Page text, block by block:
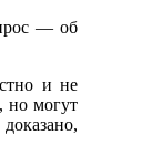
— об
и не
но могут